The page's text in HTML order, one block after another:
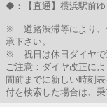
◆：【直通】横浜駅前ゆ
※ 道路渋滞等により、
承下さい。
※ 祝日は休日ダイヤで
ご注意：ダイヤ改正に
間前までに新しい時刻
付を検索した場合は、